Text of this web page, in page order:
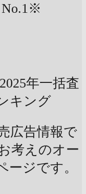
No.1※
年一括査
キング
広告情報で
考えのオー
ージです。